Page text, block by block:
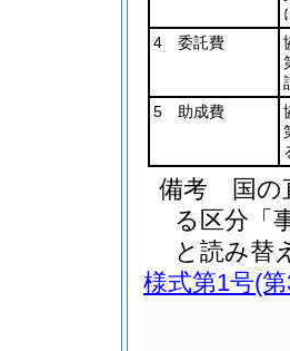
4 委託費
5 助成費
備考 国の
る区分「
と読み替
様式第1号(